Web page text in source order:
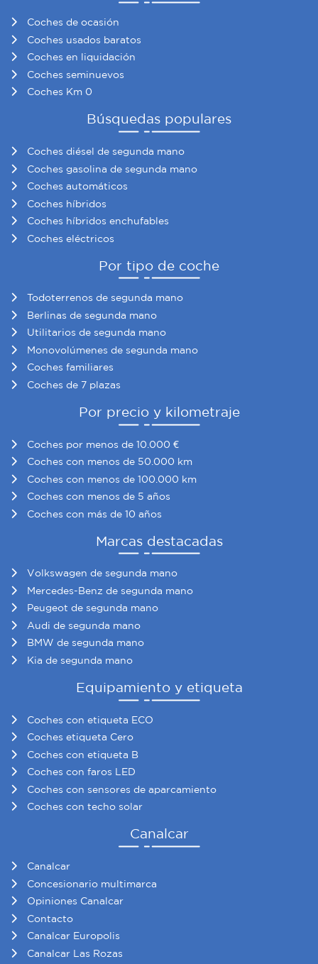
Coches de ocasión
Coches usados baratos
Coches en liquidación
Coches seminuevos
Coches Km 0
Búsquedas populares
Coches diésel de segunda mano
Coches gasolina de segunda mano
Coches automáticos
Coches híbridos
Coches híbridos enchufables
Coches eléctricos
Por tipo de coche
Todoterrenos de segunda mano
Berlinas de segunda mano
Utilitarios de segunda mano
Monovolúmenes de segunda mano
Coches familiares
Coches de 7 plazas
Por precio y kilometraje
Coches por menos de 10.000 €
Coches con menos de 50.000 km
Coches con menos de 100.000 km
Coches con menos de 5 años
Coches con más de 10 años
Marcas destacadas
Volkswagen de segunda mano
Mercedes-Benz de segunda mano
Peugeot de segunda mano
Audi de segunda mano
BMW de segunda mano
Kia de segunda mano
Equipamiento y etiqueta
Coches con etiqueta ECO
Coches etiqueta Cero
Coches con etiqueta B
Coches con faros LED
Coches con sensores de aparcamiento
Coches con techo solar
Canalcar
Canalcar
Concesionario multimarca
Opiniones Canalcar
Contacto
Canalcar Europolis
Canalcar Las Rozas